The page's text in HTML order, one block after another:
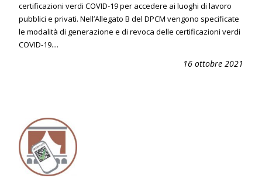
certificazioni verdi COVID-19 per accedere ai luoghi di lavoro
pubblici e privati. Nell’Allegato B del DPCM vengono specificate
le modalità di generazione e di revoca delle certificazioni verdi
COVID-19....
16 ottobre 2021